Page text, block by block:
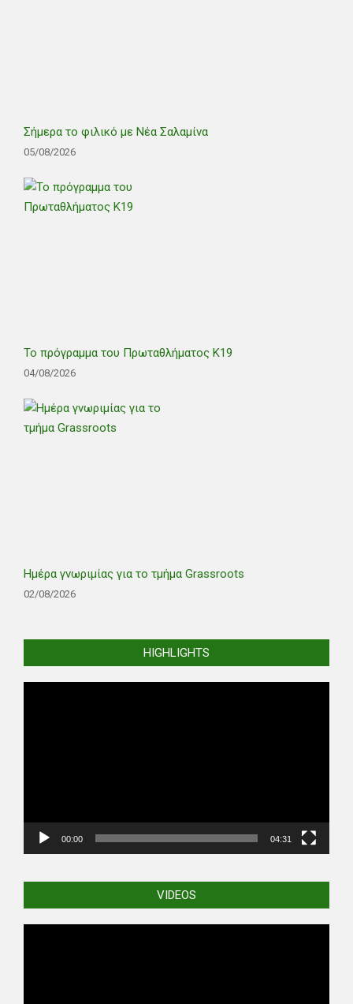
Σήμερα το φιλικό με Νέα Σαλαμίνα
05/08/2026
Το πρόγραμμα του Πρωταθλήματος Κ19
04/08/2026
Ημέρα γνωριμίας για το τμήμα Grassroots
02/08/2026
HIGHLIGHTS
00:00 04:31
VIDEOS